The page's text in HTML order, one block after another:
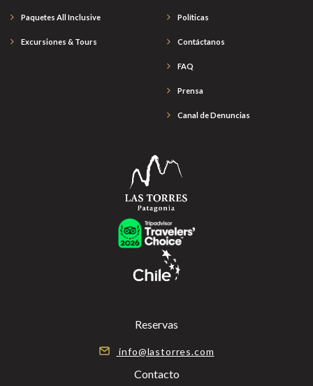
Paquetes All Inclusive
Excursiones & Tours
Políticas
Contáctanos
FAQ
Prensa
Canal de Denuncias
Reservas
info@lastorres.com
Contacto